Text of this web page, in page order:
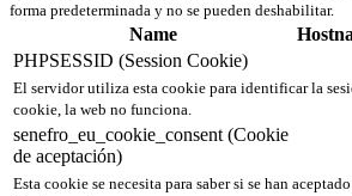
forma predeterminada y no se pueden deshabilitar.
Name
PHPSESSID (Session Cookie)
El servidor utiliza esta cookie para identificar la
cookie, la web no funciona.
senefro_eu_cookie_consent (Cookie
de aceptación)
Esta cookie se necesita para saber si se han